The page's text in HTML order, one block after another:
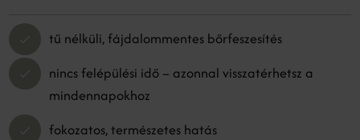
tű nélküli, fájdalommentes bőrfeszesítés
nincs felépülési idő – azonnal visszatérhetsz a
mindennapokhoz
fokozatos, természetes hatás